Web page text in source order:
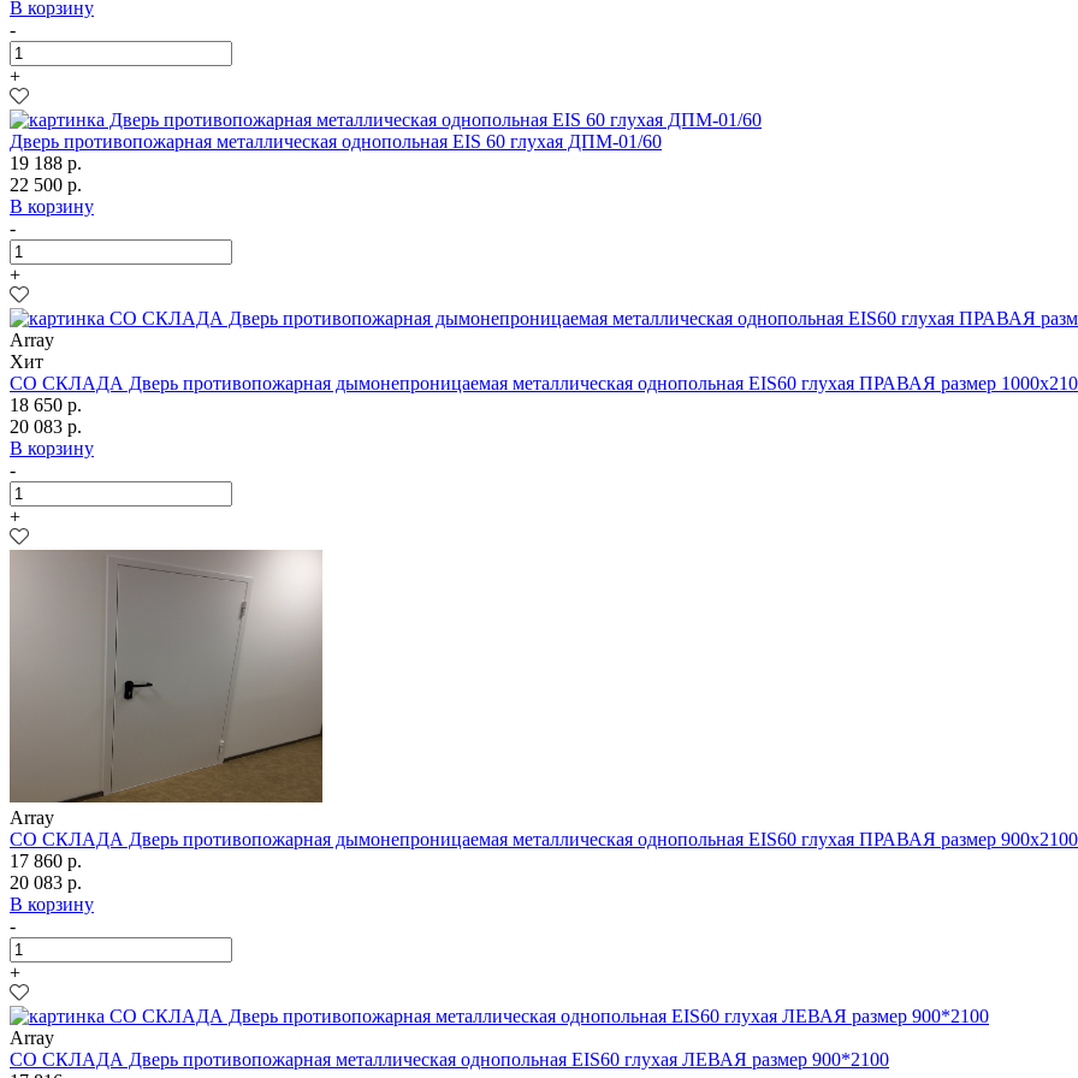
В корзину
-
+
Дверь противопожарная металлическая однопольная EIS 60 глухая ДПМ-01/60
19 188 р.
22 500 р.
В корзину
-
+
Array
Хит
СО СКЛАДА Дверь противопожарная дымонепроницаемая металлическая однопольная EIS60 глухая ПРАВАЯ размер
18 650 р.
20 083 р.
В корзину
-
+
Array
СО СКЛАДА Дверь противопожарная дымонепроницаемая металлическая однопольная EIS60 глухая ПРАВАЯ размер 900х2100
17 860 р.
20 083 р.
В корзину
-
+
Array
СО СКЛАДА Дверь противопожарная металлическая однопольная EIS60 глухая ЛЕВАЯ размер 900*2100